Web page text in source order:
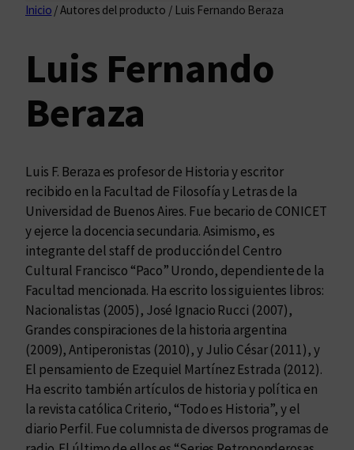
s
a
Inicio / Autores del producto / Luis Fernando Beraza
Luis Fernando
Beraza
Luis F. Beraza es profesor de Historia y escritor
recibido en la Facultad de Filosofía y Letras de la
Universidad de Buenos Aires. Fue becario de CONICET
y ejerce la docencia secundaria. Asimismo, es
integrante del staff de producción del Centro
Cultural Francisco “Paco” Urondo, dependiente de la
Facultad mencionada. Ha escrito los siguientes libros:
Nacionalistas (2005), José Ignacio Rucci (2007),
Grandes conspiraciones de la historia argentina
(2009), Antiperonistas (2010), y Julio César (2011), y
El pensamiento de Ezequiel Martínez Estrada (2012).
Ha escrito también artículos de historia y política en
la revista católica Criterio, “Todo es Historia”, y el
diario Perfil. Fue columnista de diversos programas de